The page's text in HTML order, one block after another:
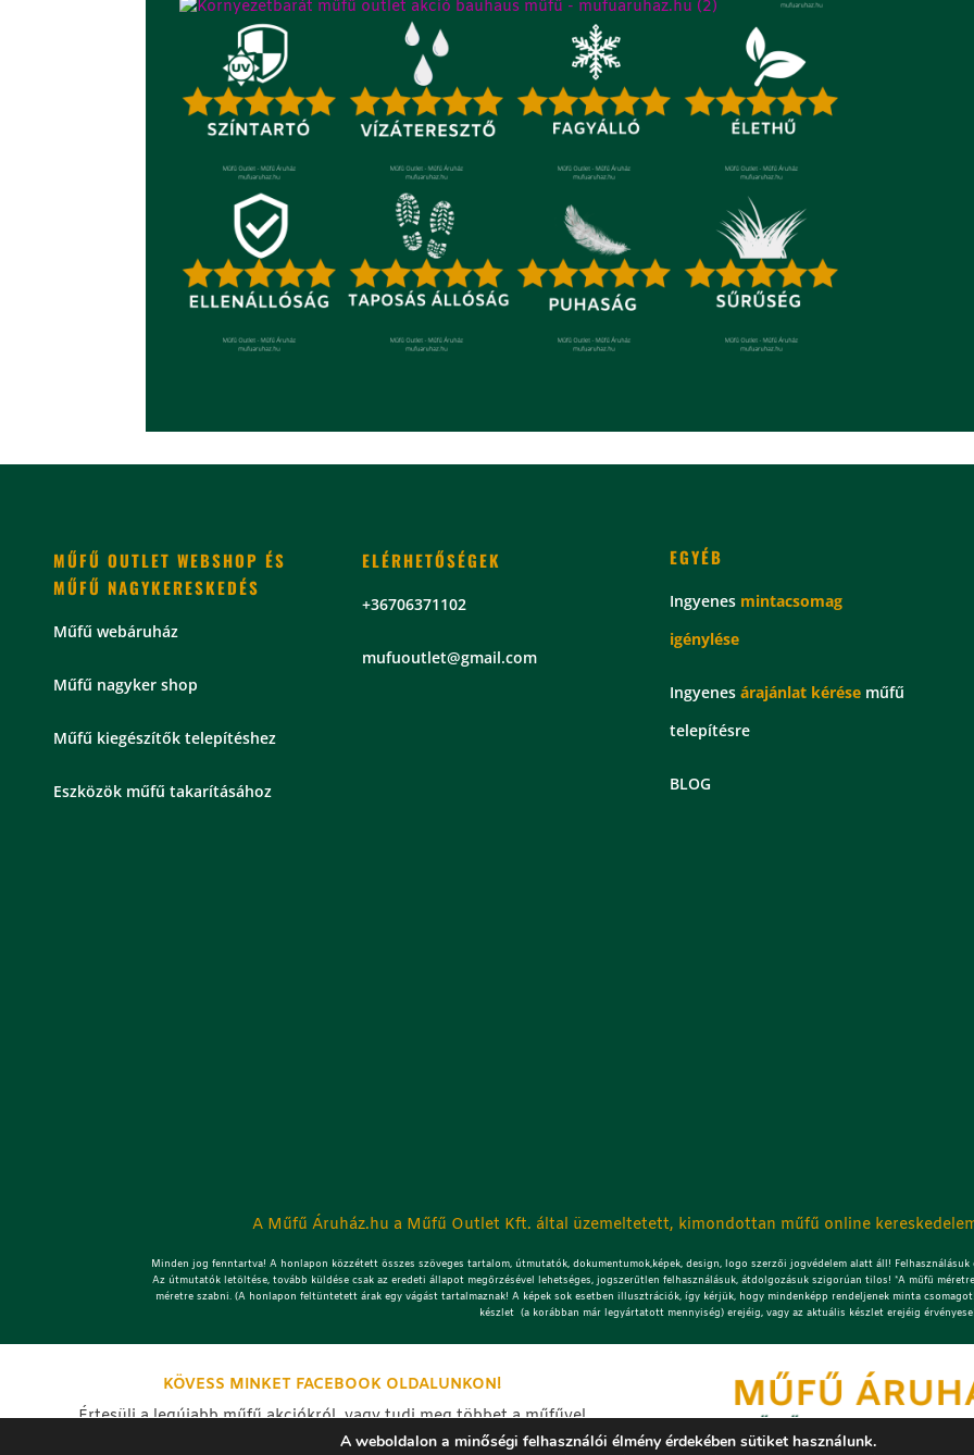
MŰFŰ OUTLET WEBSHOP ÉS
MŰFŰ NAGYKERESKEDÉS
Műfű webáruház
Műfű nagyker shop
Műfű kiegészítők telepítéshez
Eszközök műfű takarításához
ELÉRHETŐSÉGEK
+36706371102
mufuoutlet@gmail.com
EGYÉB
Ingyenes mintacsomag
igénylése
Ingyenesárajánlat kérése műfű
telepítésre
BLOG
A Műfű Áruház.hu a Műfű Outlet Kft. által üzemeltetett, kimondottan műfű online
Minden jog fenntartva! A honlapon közzétett összes szöveges tartalom, útmutatók, dokumentumok,képek, design, logo szerzői jogvédelem alatt áll!
Az útmutatók letöltése, tovább küldése csak az eredeti állapot megőrzésével lehetséges, jogszerűtlen felhasználásuk, átdolgozásuk szigorúan tilos! *A műfű
méretre szabni. (A honlapon feltüntetett árak egy vágást tartalmaznak! A képek sok esetben illusztrációk, így kérjük, hogy mindenképp rendeljenek minta
készlet (a korábban már legyártatott mennyiség) erejéig, vagy az aktuális készlet erejéig
KÖVESS MINKET FACEBOOK OLDALUNKON!
Értesülj a legújabb műfű akciókról, vagy tudj meg többet a műfűvel
kapcsolatban, nézd meg a frissen elkészült műfű telepítés képeket.A weboldalon a minőségi felhasználói élmény érdekében sütiket használunk.